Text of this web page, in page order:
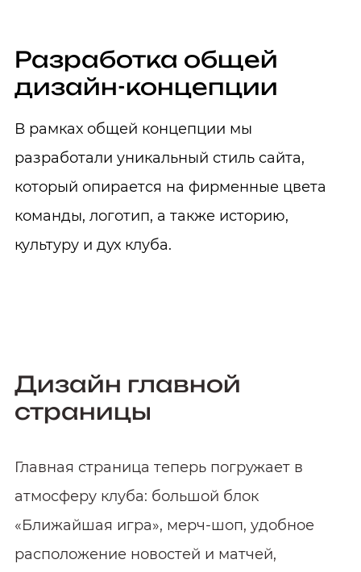
Разработка общей
дизайн-концепции
В рамках общей концепции мы
разработали уникальный стиль сайта,
который опирается на фирменные цвета
команды, логотип, а также историю,
культуру и дух клуба.
Дизайн главной
страницы
Главная страница теперь погружает в
атмосферу клуба: большой блок
«Ближайшая игра», мерч‑шоп, удобное
расположение новостей и матчей,